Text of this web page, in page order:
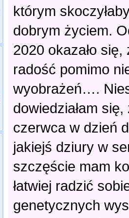
którym
dobrym życiem.
2020 okazało
radość pomimo
wyobrażeń….
dowiedziałam
czerwca w dzień
jakiejś dziury w
szczęście mam
łatwiej radzić
genetycznych